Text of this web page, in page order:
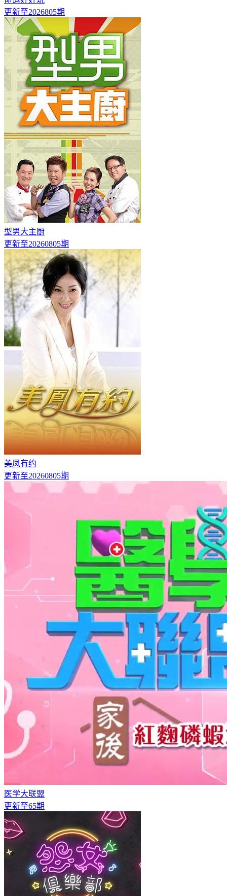
更新至2026805期
型男大主厨
更新至20260805期
美凤有约
更新至20260805期
医学大联盟
更新至65期